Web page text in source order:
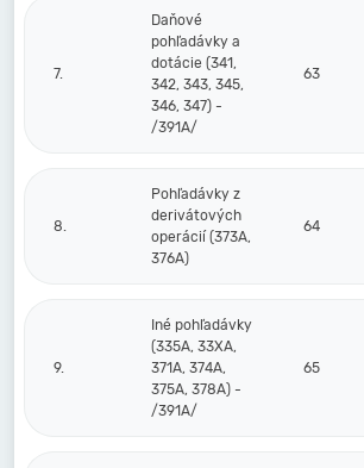
7.
Daňové
pohľadávky a
dotácie (341,
342, 343, 345,
346, 347) -
/391A/
63
8.
Pohľadávky z
derivátových
operácií (373A,
376A)
64
9.
Iné pohľadávky
(335A, 33XA,
371A, 374A,
375A, 378A) -
/391A/
65